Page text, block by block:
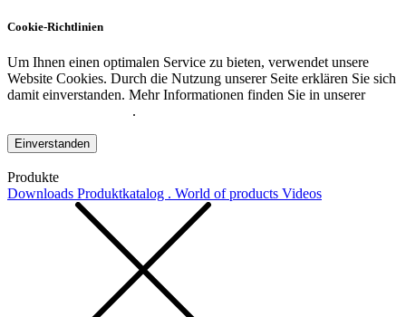
Cookie-Richtlinien
Um Ihnen einen optimalen Service zu bieten, verwendet unsere
Website Cookies. Durch die Nutzung unserer Seite erklären Sie sich
damit einverstanden. Mehr Informationen finden Sie in unserer
.
Einverstanden
Produkte
Downloads Produktkatalog . World of products Videos